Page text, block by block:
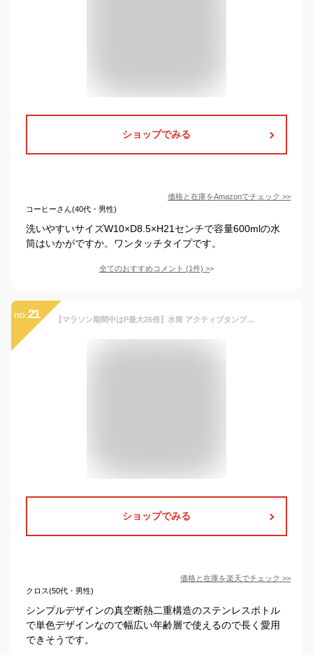
ショップでみる
価格と在庫をAmazonでチェック >>
コーヒーさん(40代・男性)
洗いやすいサイズW10×D8.5×H21センチで容量600mlの水
筒はいかがですか。ワンタッチタイプです。
全てのおすすめコメント (1件) >
no. 21 【マラソン期間中はP最大26倍】水筒 アクティブタンブラー600ml KINTO キントー 保冷 ステンレスボトル スパウト 大人 真空二重構造 キッズ マイボトル 直飲み おしゃれ 子供 洗いやすい スポーツ ジム サイクリング ランニング 給水 アウトドア 男女兼用 保冷ボトル
ショップでみる
価格と在庫を楽天でチェック >>
クロス(50代・男性)
シンプルデザインの真空断熱二重構造のステンレスボトル
で単色デザインなので幅広い年齢層で使えるので長く愛用
できそうです。